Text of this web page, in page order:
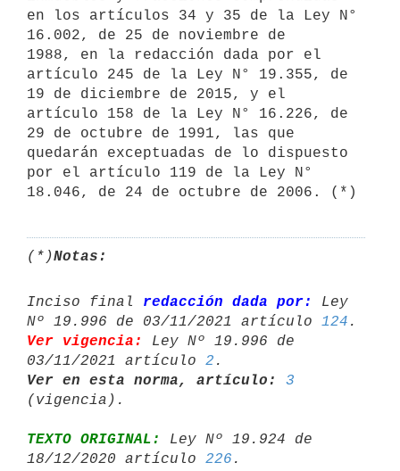
en los artículos 34 y 35 de la Ley N°
16.002, de 25 de noviembre de
1988, en la redacción dada por el
artículo 245 de la Ley N° 19.355, de
19 de diciembre de 2015, y el
artículo 158 de la Ley N° 16.226, de
29 de octubre de 1991, las que
quedarán exceptuadas de lo dispuesto
por el artículo 119 de la Ley N°
18.046, de 24 de octubre de 2006. (*)
(*)Notas:
Inciso final redacción dada por:
Ley
Nº 19.996 de 03/11/2021 artículo 124
Ver vigencia:
Ley Nº 19.996 de
03/11/2021 artículo 2
Ver en esta norma, artículo:
3
TEXTO ORIGINAL:
Ley Nº 19.924 de
18/12/2020 artículo 226